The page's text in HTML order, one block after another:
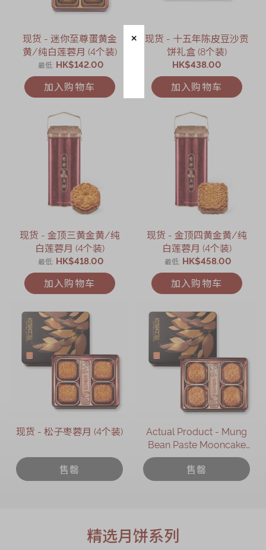
现货 - 迷你至尊蛋黄金
黄/纯白莲蓉月 (4个装)
最低 HK$142.00
加入购物车
现货 - 十五年陈皮豆沙贡
饼礼盒 (8个装)
HK$438.00
加入购物车
现货 - 金顶三黄金黄/纯
白莲蓉月 (4个装)
最低 HK$418.00
加入购物车
现货 - 金顶四黄金黄/纯
白莲蓉月 (4个装)
最低 HK$458.00
加入购物车
现货 - 松子枣蓉月 (4个装)
售罄
Actual Product - Mung
Bean Paste Mooncake
with Two Yolks (4 pcs)
售罄
精选月饼系列